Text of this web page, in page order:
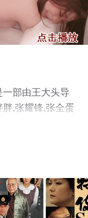
部由王大头导
,张耀锋,张全蛋
已揭晓（全12
剧、电视猫或